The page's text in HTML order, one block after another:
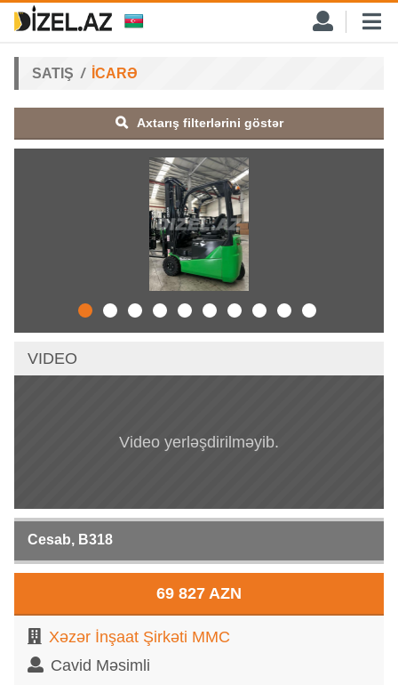
SATIŞ İCARƏ
Axtarış filterlərini göstər
VIDEO
Video yerləşdirilməyib.
Cesab, B318
69 827 AZN
Xəzər İnşaat Şirkəti MMC
Cavid Məsimli